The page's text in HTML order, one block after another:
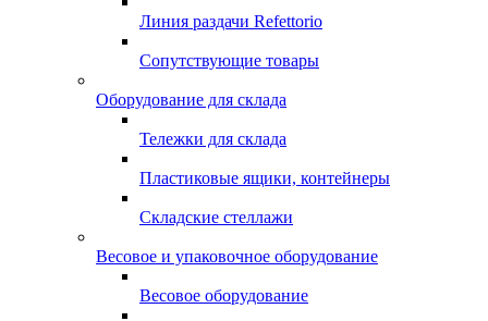
Линия раздачи Refettorio
Сопутствующие товары
Оборудование для склада
Тележки для склада
Пластиковые ящики, контейнеры
Складские стеллажи
Весовое и упаковочное оборудование
Весовое оборудование